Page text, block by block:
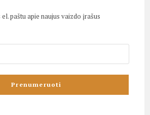
paštu apie naujus vaizdo įrašus